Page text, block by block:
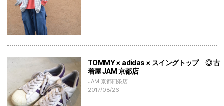
TOMMY × adidas × スイングトップ ◎ 古
着屋 JAM 京都店
JAM 京都四条店
2017/08/26